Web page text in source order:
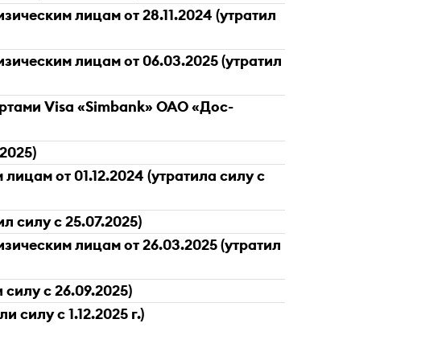
лицам от 28.11.2024 (утратил
лицам от 06.03.2025 (утратил
Visa «Simbank» ОАО «Дос-
от 01.12.2024 (утратила силу с
силу с 25.07.2025)
лицам от 26.03.2025 (утратил
с 26.09.2025)
силу с 1.12.2025 г.)